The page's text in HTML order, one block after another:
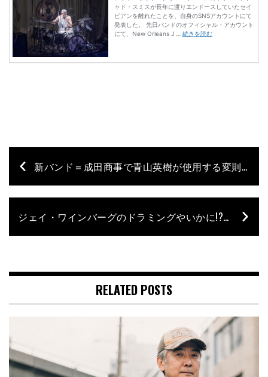
新バンド＝成田商事で青山英樹が使用する変則セットに注目！
ジェイ・ワインバーグのドラミングやいかに!? スリップノットの新作が完成！
RELATED POSTS